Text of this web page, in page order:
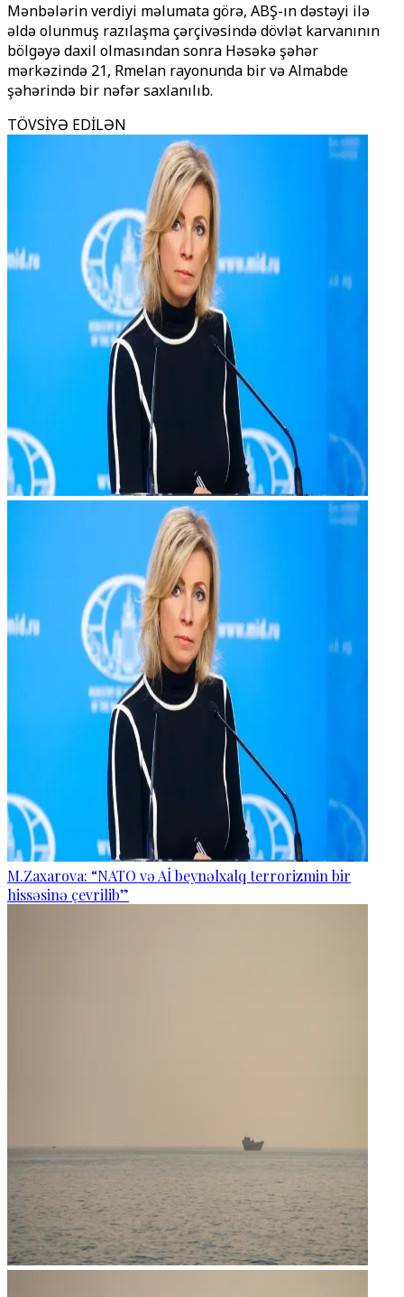
Mənbələrin verdiyi məlumata görə, ABŞ-ın dəstəyi ilə
əldə olunmuş razılaşma çərçivəsində dövlət karvanının
bölgəyə daxil olmasından sonra Həsəkə şəhər
mərkəzində 21, Rmelan rayonunda bir və Almabde
şəhərində bir nəfər saxlanılıb.
TÖVSİYƏ EDİLƏN
M.Zaxarova: “NATO və Aİ beynəlxalq terrorizmin bir
hissəsinə çevrilib”